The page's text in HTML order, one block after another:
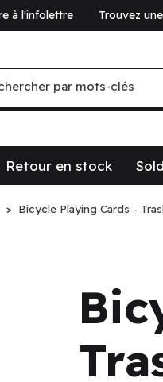
à l'infolettre Trouvez
par mots-
par mots-clés
Retour en stock
Bicycle Playing Cards -